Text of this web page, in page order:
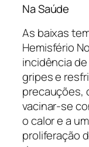
Na Saúde
As baixas
Hemisfério
incidência
gripes e
precauções,
vacinar-se
o calor e a
proliferação